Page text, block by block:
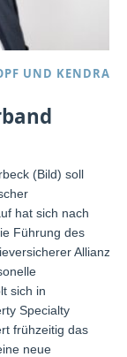
UND KENDRA
(Bild) soll
hat sich nach
Führung des
Allianz
sich in
Specialty
frühzeitig das
neue